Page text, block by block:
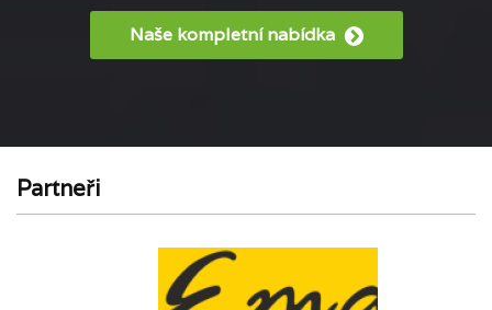
Naše kompletní nabídka
Partneři